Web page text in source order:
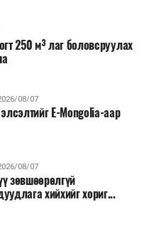
250 м³ лаг боловсруулах
08/07
E-Mongolia-аар
08/07
зөвшөөрөлгүй
хийхийг хориг...